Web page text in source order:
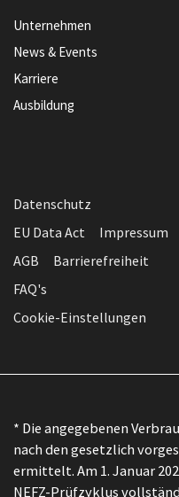
Unternehmen
News & Events
Karriere
Ausbildung
Datenschutz
EU Data Act
Impressum
AGB
Barrierefreiheit
FAQ's
Cookie-Einstellungen
* Die angegebenen
nach den gesetzlich
ermittelt. Am 1. Januar
NEFZ-Prüfzyklus